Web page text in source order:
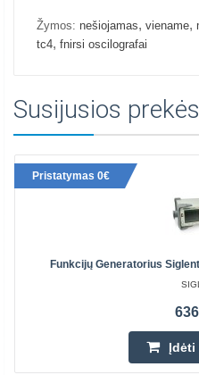
Žymos: nešiojamas, viename,
tc4, fnirsi oscilografai
Susijusios prekės
Pristatymas 0€
Funkcijų Generatorius
Įdėti